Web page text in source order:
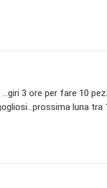
3 ore per fare 10
luna tra